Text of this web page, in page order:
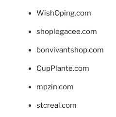
WishOping.com
shoplegacee.com
bonvivantshop.com
CupPlante.com
mpzin.com
stcreal.com